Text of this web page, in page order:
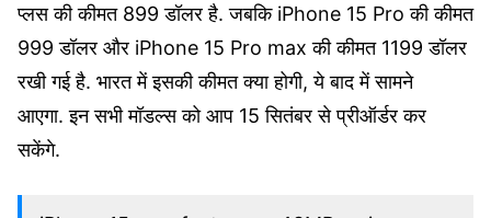
प्लस की कीमत 899 डॉलर है. जबकि iPhone 15 Pro की कीमत
999 डॉलर और iPhone 15 Pro max की कीमत 1199 डॉलर
रखी गई है. भारत में इसकी कीमत क्या होगी, ये बाद में सामने
आएगा. इन सभी मॉडल्स को आप 15 सितंबर से प्रीऑर्डर कर
सकेंगे.